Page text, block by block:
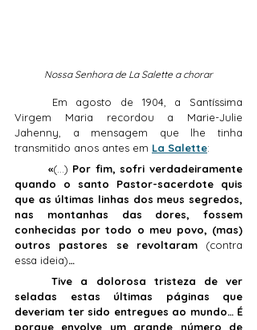
Nossa Senhora de La Salette a chorar
Virgem Maria recordou a Marie-Julie
Jahenny, a mensagem que lhe tinha
transmitido anos antes em La Salette:
	«
(…) Por fim, sofri verdadeiramente
quando o santo Pastor-sacerdote quis
que as últimas linhas dos meus segredos,
nas montanhas das dores, fossem
conhecidas por todo o meu povo, (mas)
outros pastores se revoltaram (contra
essa ideia)…
	Tive a dolorosa tristeza de ver
seladas estas últimas páginas que
deveriam ter sido entregues ao mundo… É
porque envolve um grande número de